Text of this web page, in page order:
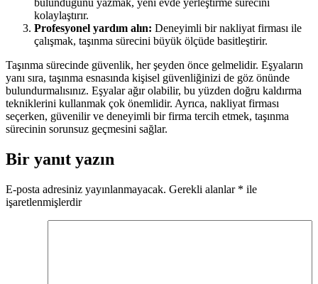
bulunduğunu yazmak, yeni evde yerleştirme sürecini
kolaylaştırır.
Profesyonel yardım alın: Deneyimli bir nakliyat firması ile
çalışmak, taşınma sürecini büyük ölçüde basitleştirir.
Taşınma sürecinde güvenlik, her şeyden önce gelmelidir. Eşyaların
yanı sıra, taşınma esnasında kişisel güvenliğinizi de göz önünde
bulundurmalısınız. Eşyalar ağır olabilir, bu yüzden doğru kaldırma
tekniklerini kullanmak çok önemlidir. Ayrıca, nakliyat firması
seçerken, güvenilir ve deneyimli bir firma tercih etmek, taşınma
sürecinin sorunsuz geçmesini sağlar.
Bir yanıt yazın
E-posta adresiniz yayınlanmayacak. Gerekli alanlar * ile
işaretlenmişlerdir